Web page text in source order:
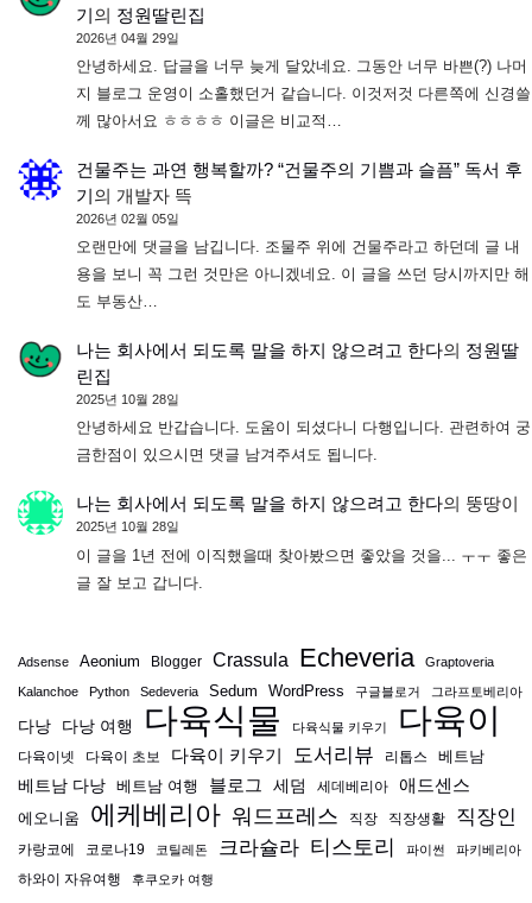
기의 정원딸린집
2026년 04월 29일
안녕하세요. 답글을 너무 늦게 달았네요. 그동안 너무 바쁜(?) 나머
지 블로그 운영이 소홀했던거 같습니다. 이것저것 다른쪽에 신경쓸
께 많아서요 ㅎㅎㅎㅎ 이글은 비교적…
건물주는 과연 행복할까? “건물주의 기쁨과 슬픔” 독서 후
기의 개발자 뜩
2026년 02월 05일
오랜만에 댓글을 남깁니다. 조물주 위에 건물주라고 하던데 글 내
용을 보니 꼭 그런 것만은 아니겠네요. 이 글을 쓰던 당시까지만 해
도 부동산…
나는 회사에서 되도록 말을 하지 않으려고 한다의 정원딸
린집
2025년 10월 28일
안녕하세요 반갑습니다. 도움이 되셨다니 다행입니다. 관련하여 궁
금한점이 있으시면 댓글 남겨주셔도 됩니다.
나는 회사에서 되도록 말을 하지 않으려고 한다의 뚱땅이
2025년 10월 28일
이 글을 1년 전에 이직했을때 찾아봤으면 좋았을 것을... ㅜㅜ 좋은
글 잘 보고 갑니다.
Adsense Aeonium Blogger Crassula Echeveria Graptoveria
Kalanchoe Python Sedeveria Sedum WordPress 구글블로거 그라프토베리아
다낭 다낭 여행 다육식물 다육식물 키우기 다육이
다육이넷 다육이 초보 다육이 키우기 도서리뷰 리톱스
베트남
베트남 다낭 베트남 여행 블로그 세덤 세데베리아 애드센스
에오니움 에케베리아 워드프레스 직장 직장생활 직장인
카랑코에 코로나19 코틸레돈 크라슐라 티스토리 파이썬 파키베리아
하와이 자유여행 후쿠오카 여행